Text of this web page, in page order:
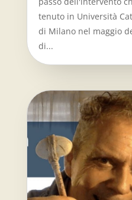
tenuto in Università
di Milano nel maggio
di...